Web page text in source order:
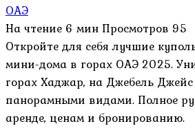
ОАЭ
На чтение 6 мин Просмотров 95
Откройте для себя лучшие
мини-дома в горах ОАЭ 2025.
горах Хаджар, на Джебель
панорамными видами. Полное
аренде, ценам и бронированию.